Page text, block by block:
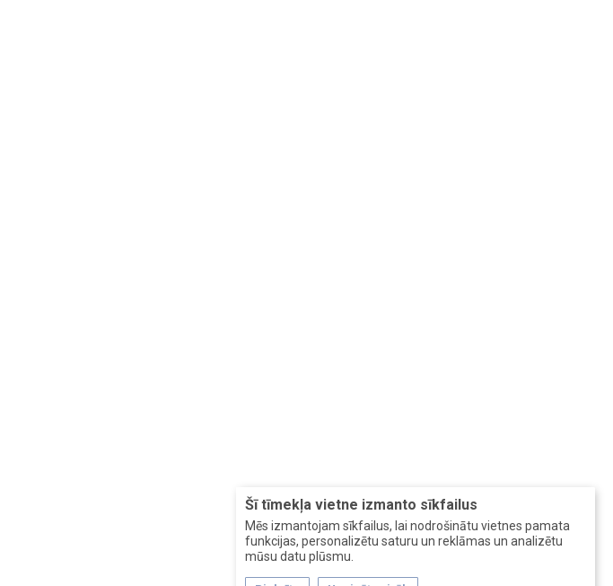
Šī tīmekļa vietne izmanto sīkfailus
Mēs izmantojam sīkfailus, lai nodrošinātu vietnes pamata
funkcijas, personalizētu saturu un reklāmas un analizētu
mūsu datu plūsmu.